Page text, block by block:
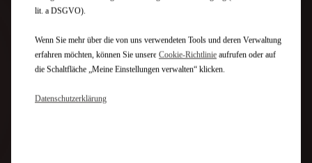
lit. a DSGVO).
Wenn Sie mehr über die von uns verwendeten Tools und deren Verwaltung
erfahren möchten, können Sie unsere Cookie‑Richtlinie aufrufen oder auf
die Schaltfläche „Meine Einstellungen verwalten“ klicken.
Datenschutzerklärung